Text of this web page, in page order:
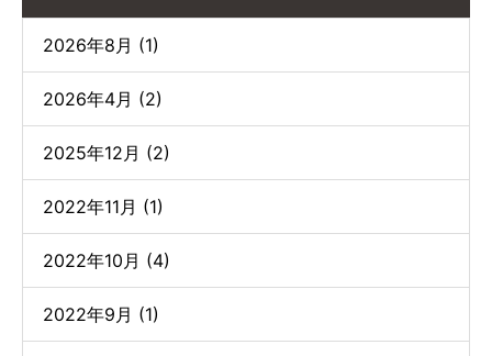
2026年8月 (1)
2026年4月 (2)
2025年12月 (2)
2022年11月 (1)
2022年10月 (4)
2022年9月 (1)